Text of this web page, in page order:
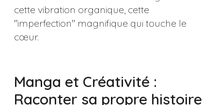
cette vibration organique, cette
"imperfection" magnifique qui touche le
cœur.
Manga et Créativité :
Raconter sa propre histoire